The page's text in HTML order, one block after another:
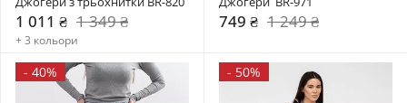
1 011 ₴ 1 349 ₴
+ 3 кольори
749 ₴ 1 249 ₴
- 40% - 50%